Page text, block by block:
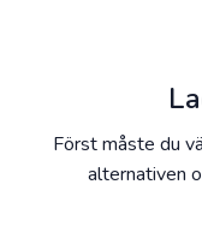
Först måste du
alternativen